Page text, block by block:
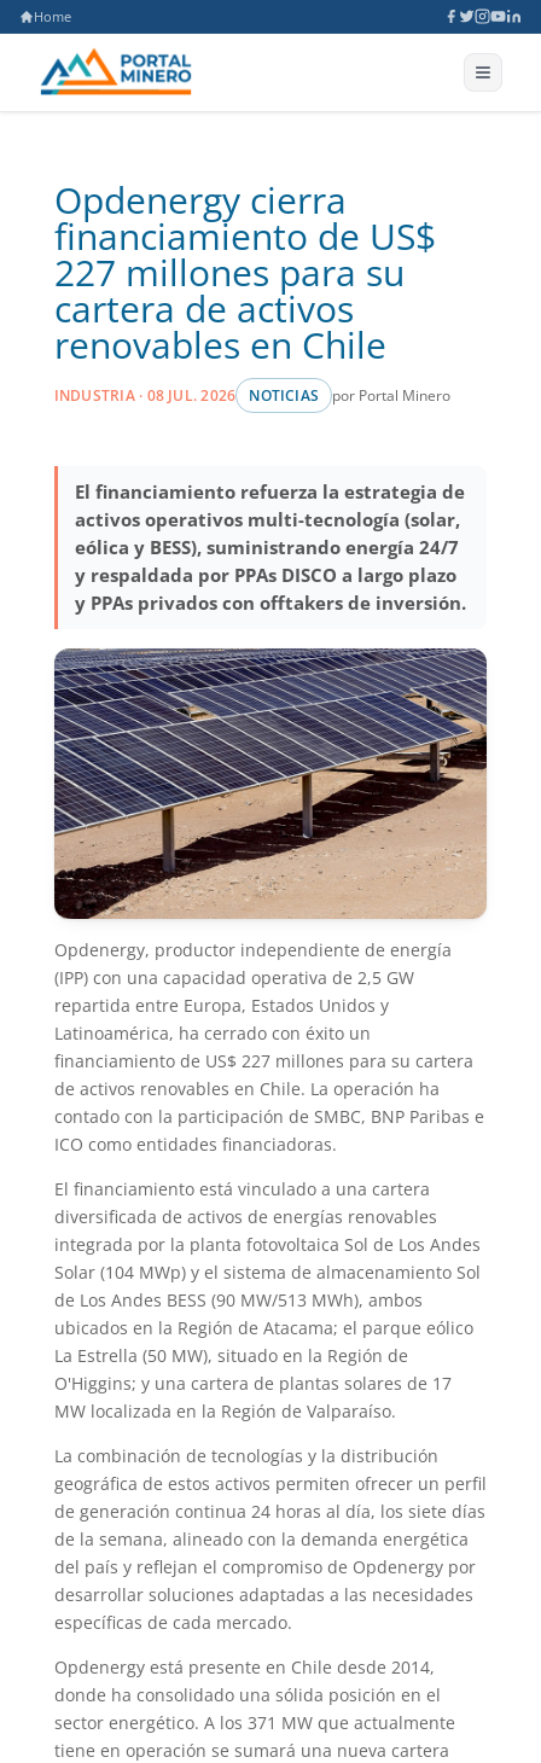
Home
Opdenergy cierra
financiamiento de US$
227 millones para su
cartera de activos
renovables en Chile
INDUSTRIA · 08 JUL. 2026 NOTICIAS por Portal Minero
El financiamiento refuerza la estrategia de
activos operativos multi-tecnología (solar,
eólica y BESS), suministrando energía 24/7
y respaldada por PPAs DISCO a largo plazo
y PPAs privados con offtakers de inversión.
Opdenergy, productor independiente de energía
(IPP) con una capacidad operativa de 2,5 GW
repartida entre Europa, Estados Unidos y
Latinoamérica, ha cerrado con éxito un
financiamiento de US$ 227 millones para su cartera
de activos renovables en Chile. La operación ha
contado con la participación de SMBC, BNP Paribas e
ICO como entidades financiadoras.
El financiamiento está vinculado a una cartera
diversificada de activos de energías renovables
integrada por la planta fotovoltaica Sol de Los Andes
Solar (104 MWp) y el sistema de almacenamiento Sol
de Los Andes BESS (90 MW/513 MWh), ambos
ubicados en la Región de Atacama; el parque eólico
La Estrella (50 MW), situado en la Región de
O'Higgins; y una cartera de plantas solares de 17
MW localizada en la Región de Valparaíso.
La combinación de tecnologías y la distribución
geográfica de estos activos permiten ofrecer un perfil
de generación continua 24 horas al día, los siete días
de la semana, alineado con la demanda energética
del país y reflejan el compromiso de Opdenergy por
desarrollar soluciones adaptadas a las necesidades
específicas de cada mercado.
Opdenergy está presente en Chile desde 2014,
donde ha consolidado una sólida posición en el
sector energético. A los 371 MW que actualmente
tiene en operación se sumará una nueva cartera